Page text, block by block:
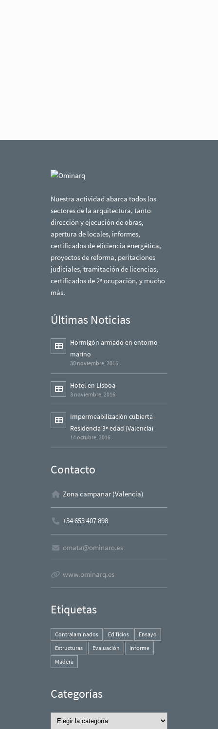
Nuestra actividad abarca todos los
sectores de la arquitectura, tanto
dirección y ejecución de obras,
apertura de locales, informes,
certificados de eficiencia energética,
proyectos de reforma, peritaciones
judiciales, tramitación de licencias,
certificados de 2ª ocupación, y mucho
más.
Últimas Noticias
Hormigón armado en entorno
marino
30 noviembre, 2016
Hotel en Lisboa
3 noviembre, 2016
Impermeabilización cubierta
Residencia 3ª edad (Valencia)
14 octubre, 2016
Contacto
Zona campanar (Valencia)
+34 653 407 898
omata@ominarq.es
www.ominarq.es
Etiquetas
Contralaminados Edificios
Ensayo
Estructuras
Evaluación
Informe
Madera
Categorías
Categorías